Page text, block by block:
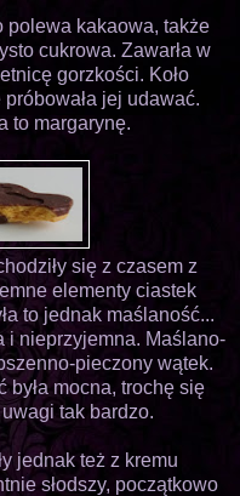
polewa kakaowa, także
cukrowa. Zawarła w
gorzkości. Koło
jej udawać.
to margarynę.
się z czasem z
elementy ciastek
to jednak maślaność...
i nieprzyjemna. Maślano-
pieczony wątek.
była mocna, trochę się
tak bardzo.
jednak też z kremu
słodszy, początkowo